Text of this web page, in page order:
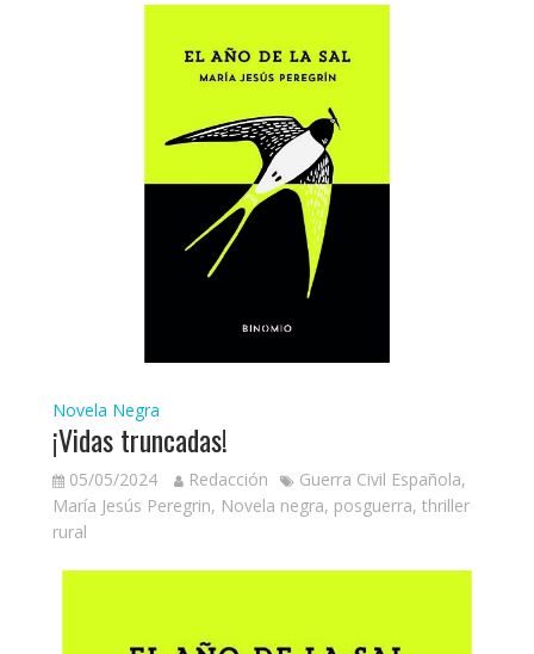
Novela Negra
¡Vidas truncadas!
05/05/2024 Redacción Guerra Civil Española,
María Jesús Peregrin, Novela negra, posguerra, thriller
rural